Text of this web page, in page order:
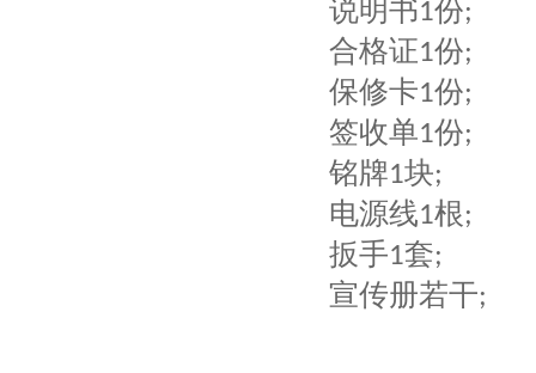
说明书1份;
合格证1份;
保修卡1份;
签收单1份;
铭牌1块;
电源线1根;
扳手1套;
宣传册若干;